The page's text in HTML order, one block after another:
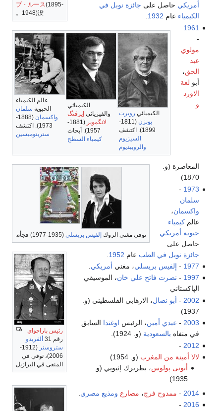
ブ・ルース(1895-
1948)没。
الكيميائي روبرت
بونزن
(1811-
1899). اكتشف
السيزيوم
والروبيديوم
الكيميائي
والفيزيائي إيرڤنگ
لانگموير
(1881-
1957). أبحاث
كيمياء السطح
عالم الكيمياء
الحيوية سلمان
واكسمان
(1888-
1973). اكتشف
ستربتوميسين
توفي مغني الروك إلفيس بريسلي (1935-1977) فجأة.
رئيس باراجواي
رقم 31
ألفريدو
ستروسنر
(1912-
2006)، توفي في
المنفى في البرازيل
أمريكي حاصل على جائزة نوبل في
الكيمياء عام 1932
.
1961
-
مولوي
عبد
الحق،
أبو لغة
الاورد
و
المعاصرة (و.
1870)
1973
-
سلمان
واكسمان،
عالمكيمياء
حيوية أمريكي
حاصل على
جائزة نوبل في الطب عام 1952
1977
- إلفيس بريسلي، مغني أمريكي
1997
- نصرت فاتح علي خان، الموسيقي
الپاكستاني
2002
- أبو نضال، الارهابي الفلسطيني (و.
1937)
2003
- عيدي أمين، الرئيس اوغندا السابق
في منفاه بالسعودية (و. 1924).
2012
-
لالا أمينة من المغرب (و. 1954)
أبونى پولوس، بطريرك إثيوپي (و.
1935)
2014
- ممدوح فرج، مصارع ومذيع مصري
2016
-